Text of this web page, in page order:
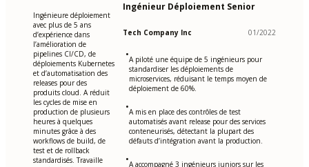
Ingénieure déploiement
avec plus de 5 ans
d’expérience dans
l’amélioration de
pipelines CI/CD, de
déploiements Kubernetes
et d’automatisation des
releases pour des
produits cloud. A réduit
les cycles de mise en
production de plusieurs
heures à quelques
minutes grâce à des
workflows de build, de
test et de rollback
standardisés. Travaille
Ingénieur Déploiement Senior
Tech Company Inc 01/2022
•A piloté une équipe de 5 ingénieurs pour
standardiser les déploiements de
microservices, réduisant le temps moyen de
déploiement de 60%.
•A mis en place des contrôles de test
automatisés avant release pour des services
conteneurisés, détectant la plupart des
défauts d’intégration avant la production.
•A accompagné 3 ingénieurs juniors sur les